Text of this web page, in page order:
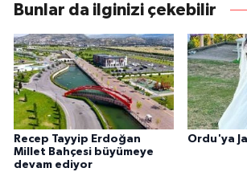
Bunlar da ilginizi çekebilir
Recep Tayyip Erdoğan
Millet Bahçesi büyümeye
devam ediyor
Ordu'ya